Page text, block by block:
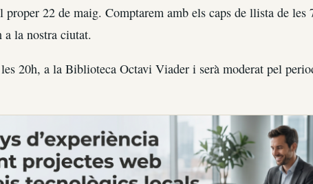
proper 22 de maig. Comptarem amb els caps de llista de les
a la nostra ciutat.
20h, a la Biblioteca Octavi Viader i serà moderat pel